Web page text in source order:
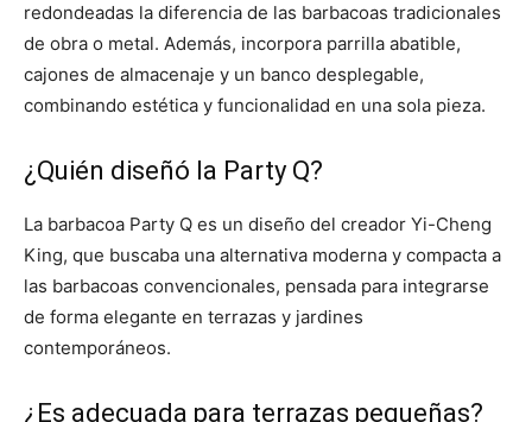
redondeadas la diferencia de las barbacoas tradicionales
de obra o metal. Además, incorpora parrilla abatible,
cajones de almacenaje y un banco desplegable,
combinando estética y funcionalidad en una sola pieza.
¿Quién diseñó la Party Q?
La barbacoa Party Q es un diseño del creador Yi-Cheng
King, que buscaba una alternativa moderna y compacta a
las barbacoas convencionales, pensada para integrarse
de forma elegante en terrazas y jardines
contemporáneos.
¿Es adecuada para terrazas pequeñas?